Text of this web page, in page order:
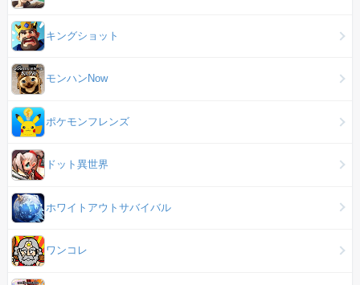
キングショット
モンハンNow
ポケモンフレンズ
ドット異世界
ホワイトアウトサバイバル
ワンコレ